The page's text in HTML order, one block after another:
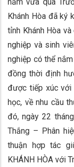
Khánh Hòa đã ký
tỉnh Khánh Hòa
nghiệp và sinh
nghiệp có thể
đồng thời định
được tiếp xúc với
học, về nhu cầu
đó, ngày 22
Thắng – Phân
thuận hợp tác
KHÁNH HÒA với